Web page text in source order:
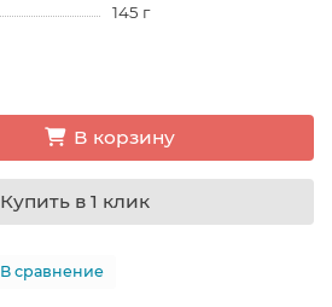
145 г
В корзину
Купить в 1 клик
В сравнение